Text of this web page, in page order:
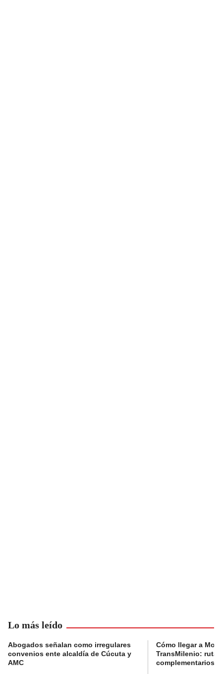
Lo más leído
Abogados señalan como irregulares
convenios ente alcaldía de Cúcuta y
AMC
Cómo llegar a
TransMilenio:
complementarios